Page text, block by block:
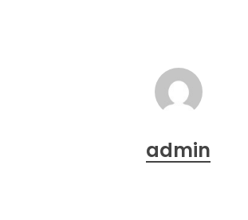
admin